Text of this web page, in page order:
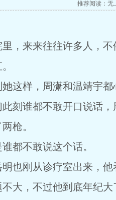
推荐阅读： 无
里，来来往往许多人，
这样，周潇和温靖宇都
此刻谁都不敢开口说话
枪。
都不敢说这个话。
明也刚从诊疗室出来，
不大，不过他到底年纪大